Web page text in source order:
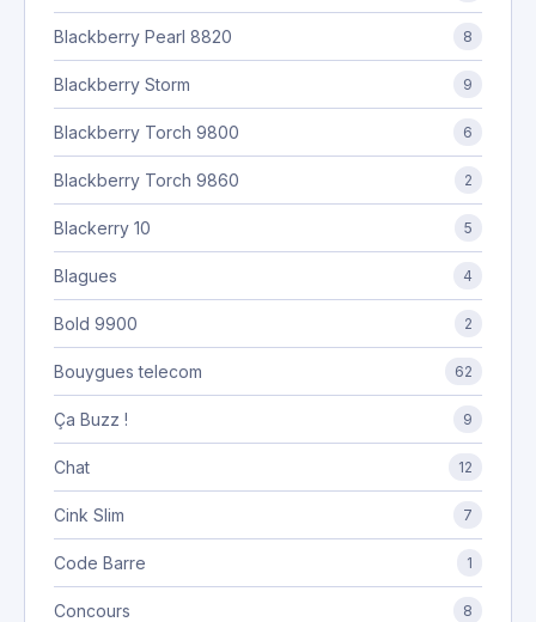
Blackberry Pearl 8820 8
Blackberry Storm 9
Blackberry Torch 9800 6
Blackberry Torch 9860 2
Blackerry 10 5
Blagues 4
Bold 9900 2
Bouygues telecom 62
Ça Buzz ! 9
Chat 12
Cink Slim 7
Code Barre 1
Concours 8